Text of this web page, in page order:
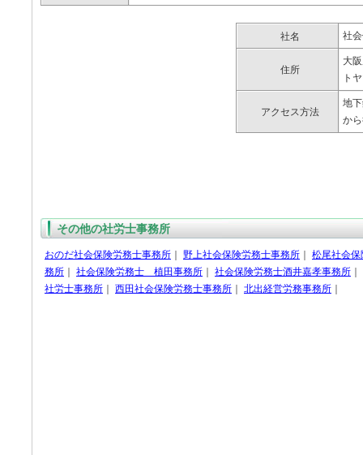
社名 社
住所
大
ト
アクセス方法
地
か
その他の社労士事務所
おのだ社会保険労務士事務所 野上社会保険労務士事務所
松尾社会
務所
社会保険労務士 植田事務所 社会保険労務士酒井嘉孝事務所
社労士事務所
西田社会保険労務士事務所 北出経営労務事務所